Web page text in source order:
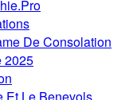
De Consolation
2025